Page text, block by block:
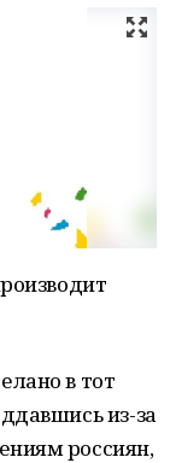
в тот
из-за
россиян,